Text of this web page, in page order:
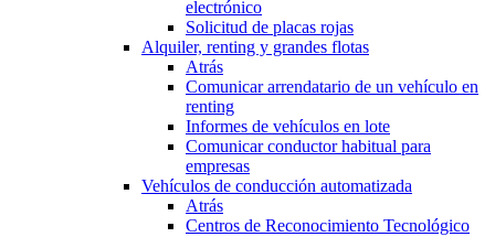
electrónico
Solicitud de placas rojas
Alquiler, renting y grandes flotas
Atrás
Comunicar arrendatario de un vehículo en
renting
Informes de vehículos en lote
Comunicar conductor habitual para
empresas
Vehículos de conducción automatizada
Atrás
Centros de Reconocimiento Tecnológico